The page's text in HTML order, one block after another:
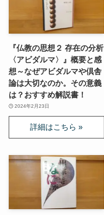
『仏教の思想２ 存在の分析
〈アビダルマ〉』概要と感
想～なぜアビダルマや倶舎
論は大切なのか。その意義
は？おすすめ解説書！
2024年2月23日